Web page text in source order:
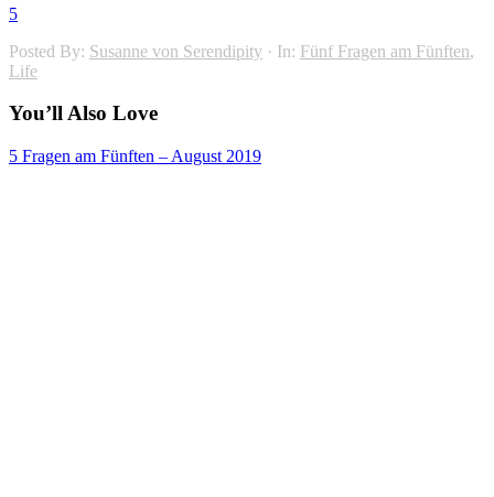
5
Posted By: Susanne von Serendipity · In: Fünf Fragen am Fünften,
Life
You’ll Also Love
5 Fragen am Fünften – August 2019